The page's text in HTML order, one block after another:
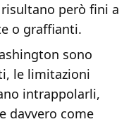
però fini a
o graffianti.
sono
le limitazioni
intrappolarli,
davvero come